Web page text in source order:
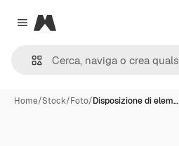
Close menu
Magnific
Home/Stock/Foto/Disposizione di elem…